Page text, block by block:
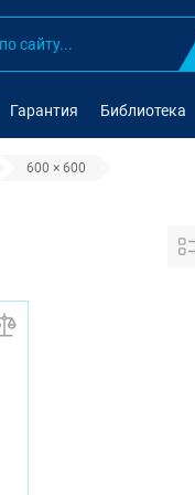
Гарантия Библиотека
600 × 600